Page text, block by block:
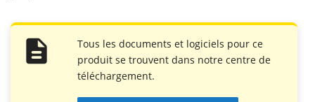
Tous les documents et logiciels pour ce
produit se trouvent dans notre centre de
téléchargement.